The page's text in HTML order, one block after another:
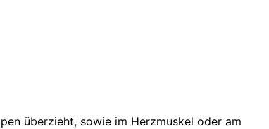
überzieht, sowie im Herzmuskel oder am